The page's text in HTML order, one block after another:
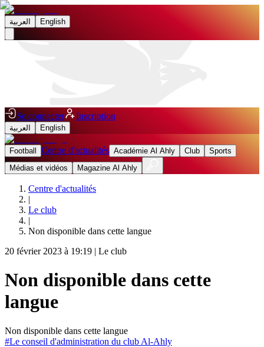
العربية English
Se connecter Inscription
العربية English
Football Centre d'actualités Académie Al Ahly Club
Sports
Médias et vidéos
Magazine Al Ahly
Centre d'actualités
|
Le club
|
Non disponible dans cette langue
20 février 2023 à 19:19 | Le club
Non disponible dans cette
langue
Non disponible dans cette langue
#Le conseil d'administration du club Al-Ahly